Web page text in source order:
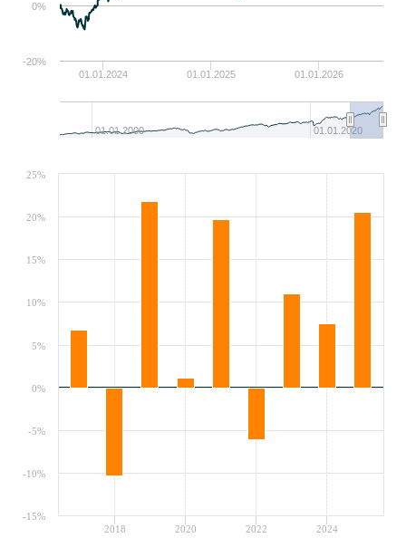
01.01.2024 01.01.2025 01.01.2026
01.01.2000 01.01.2020
-20%
0%
2018 2020 2022 2024
-15%
-10%
-5%
0%
5%
10%
15%
20%
25%